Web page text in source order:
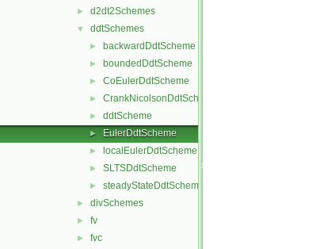
► d2dt2Schemes
▼ ddtSchemes
► backwardDdtScheme
► boundedDdtScheme
► CoEulerDdtScheme
► CrankNicolsonDdtScheme
► ddtScheme
► EulerDdtScheme
► localEulerDdtScheme
► SLTSDdtScheme
► steadyStateDdtScheme
► divSchemes
► fv
► fvc